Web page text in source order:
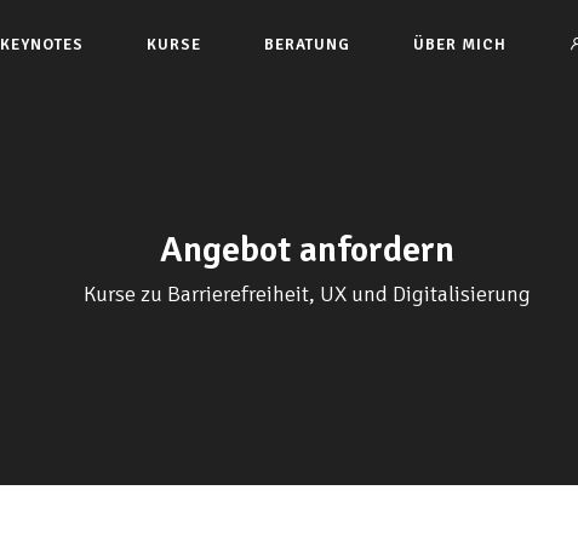
KEYNOTES KURSE BERATUNG ÜBER MICH
Angebot anfordern
Kurse zu Barrierefreiheit, UX und Digitalisierung